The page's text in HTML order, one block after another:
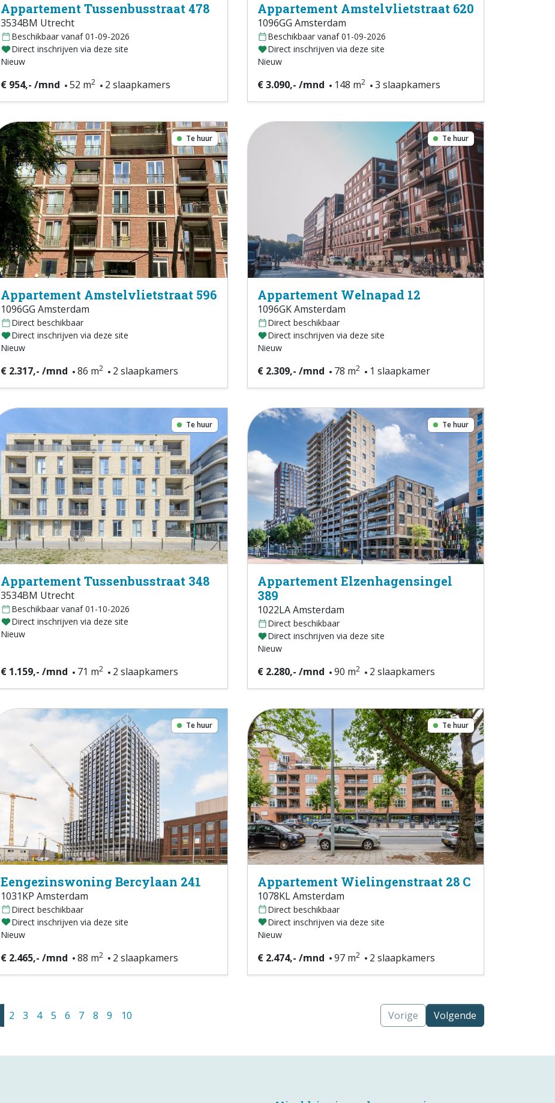
Appartement Tussenbusstraat 478
3534BM Utrecht
Beschikbaar vanaf 01-09-2026
Direct inschrijven via deze site
Nieuw
€ 954,- /mnd 52 m2 2 slaapkamers
Appartement Amstelvlietstraat 620
1096GG Amsterdam
Beschikbaar vanaf 01-09-2026
Direct inschrijven via deze site
Nieuw
€ 3.090,- /mnd 148 m2 3 slaapkamers
Te huur
Appartement Amstelvlietstraat 596
1096GG Amsterdam
Direct beschikbaar
Direct inschrijven via deze site
Nieuw
€ 2.317,- /mnd 86 m2 2 slaapkamers
Te huur
Appartement Welnapad 12
1096GK Amsterdam
Direct beschikbaar
Direct inschrijven via deze site
Nieuw
€ 2.309,- /mnd 78 m2 1 slaapkamer
Te huur
Appartement Tussenbusstraat 348
3534BM Utrecht
Beschikbaar vanaf 01-10-2026
Direct inschrijven via deze site
Nieuw
€ 1.159,- /mnd 71 m2 2 slaapkamers
Te huur
Appartement Elzenhagensingel
389
1022LA Amsterdam
Direct beschikbaar
Direct inschrijven via deze site
Nieuw
€ 2.280,- /mnd 90 m2 2 slaapkamers
Te huur
Eengezinswoning Bercylaan 241
1031KP Amsterdam
Direct beschikbaar
Direct inschrijven via deze site
Nieuw
€ 2.465,- /mnd 88 m2 2 slaapkamers
Te huur
Appartement Wielingenstraat 28 C
1078KL Amsterdam
Direct beschikbaar
Direct inschrijven via deze site
Nieuw
€ 2.474,- /mnd 97 m2 2 slaapkamers
2 3 4 5 6 7 8 9 10 Vorige Volgende